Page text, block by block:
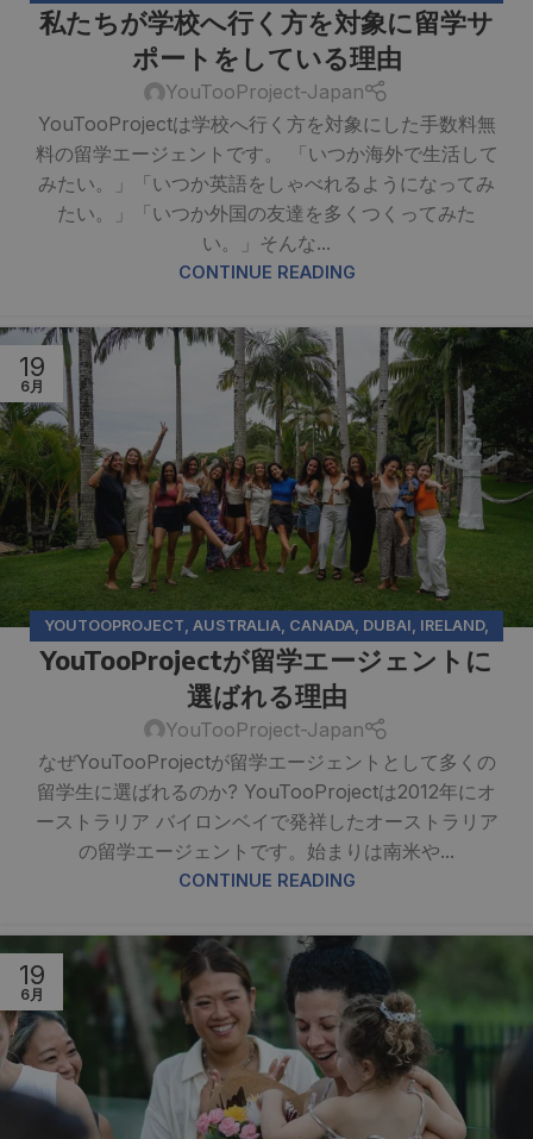
MALTA,NEW ZEALAND
私たちが学校へ行く方を対象に留学サ
ポートをしている理由
YouTooProject-Japan
YouTooProjectは学校へ行く方を対象にした手数料無
料の留学エージェントです。 「いつか海外で生活して
みたい。」「いつか英語をしゃべれるようになってみ
たい。」「いつか外国の友達を多くつくってみた
い。」そんな...
CONTINUE READING
19
6月
YOUTOOPROJECT, AUSTRALIA, CANADA, DUBAI, IRELAND,
MALTA,NEW ZEALAND
YouTooProjectが留学エージェントに
選ばれる理由
YouTooProject-Japan
なぜYouTooProjectが留学エージェントとして多くの
留学生に選ばれるのか? YouTooProjectは2012年にオ
ーストラリア バイロンベイで発祥したオーストラリア
の留学エージェントです。始まりは南米や...
CONTINUE READING
19
6月